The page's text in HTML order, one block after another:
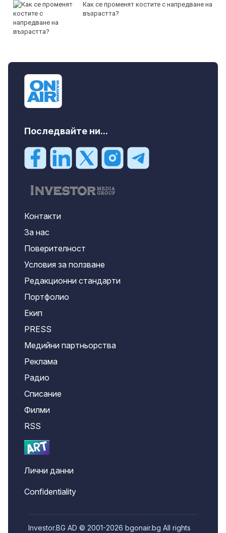
Как се променят костите с напредване на
възрастта?
Последвайте ни...
Контакти
За нас
Поверителност
Условия за ползване
Редакционни стандарти
Портфолио
Екип
PRESS
Медийни партньорства
Реклама
Радио
Списание
Филми
RSS
Лични данни
Confidentiality
Investor.BG AD © 2001-2026 bgonair.bg All rights